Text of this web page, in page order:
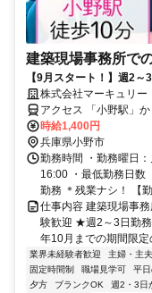
建築現場事務所で
【9月スタート！】週2
祝休み&残業なし＞
株式会社マーキュリー
アクセス 「小野駅」
時給1,400円
兵庫県小野市
勤務時間 ・勤務曜日
16:00 ・最低勤務日数
勤務 ＊残業ナシ！ 【
仕事内容 建築現場事
験歓迎 ★週2～3日勤
年10月までの期間限定
業界未経験者歓迎 主婦・主
固定時間制
職場見学可 平
夕方
ブランクOK 週2・3日